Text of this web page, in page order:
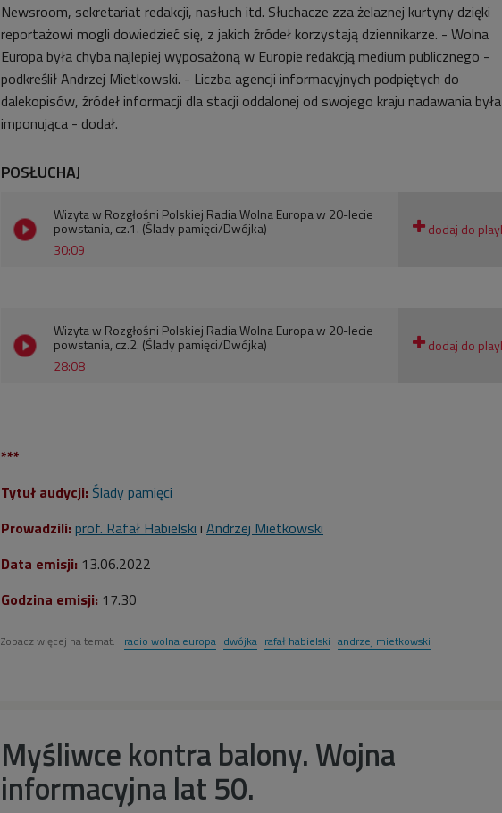
Newsroom, sekretariat redakcji, nasłuch itd. Słuchacze zza żelaznej kurtyny dzięki
reportażowi mogli dowiedzieć się, z jakich źródeł korzystają dziennikarze. - Wolna
Europa była chyba najlepiej wyposażoną w Europie redakcją medium publicznego -
podkreślił Andrzej Mietkowski. - Liczba agencji informacyjnych podpiętych do
dalekopisów, źródeł informacji dla stacji oddalonej od swojego kraju nadawania była
imponująca - dodał.
POSŁUCHAJ
30:09
Wizyta w Rozgłośni Polskiej Radia Wolna Europa w 20-lecie
powstania, cz.1. (Ślady pamięci/Dwójka)
28:08
Wizyta w Rozgłośni Polskiej Radia Wolna Europa w 20-lecie
powstania, cz.2. (Ślady pamięci/Dwójka)
***
Tytuł audycji: Ślady pamięci
Prowadzili: prof. Rafał Habielski i Andrzej Mietkowski
Data emisji: 13.06.2022
Godzina emisji: 17.30
Zobacz więcej na temat: radio wolna europa dwójka rafał habielski andrzej mietkowski
Myśliwce kontra balony. Wojna
informacyjna lat 50.